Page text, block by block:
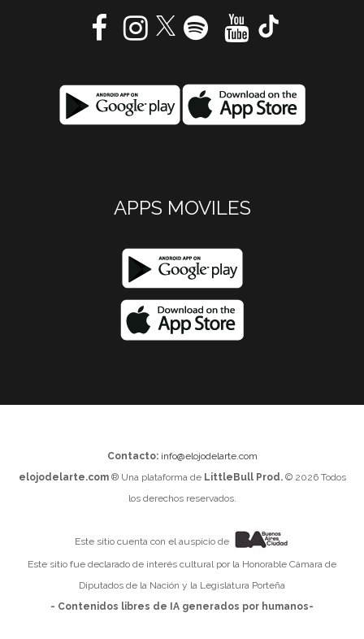
APPS MOVILES
Contacto: info@elojodelarte.com
elojodelarte.com® Una plataforma de LittleBull Prod.© 2026 Todos
los derechos reservados.
Este sitio cuenta con el auspicio de
Este sitio fue declarado de interés cultural por la Honorable Cámara de
Diputados de la Nación y la Legislatura Porteña
- Contenidos libres de IA generados por humanos-